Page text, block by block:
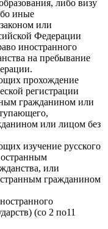
либо визу
иные
или
Федерации
иностранного
на пребывание
прохождение
регистрации
гражданином или
или лицом без
изучение русского
или
гражданином
(со 2 по11